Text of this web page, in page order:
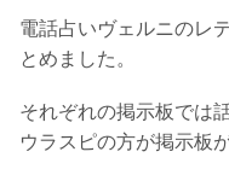
電話占いヴェルニのレ
とめました。
それぞれの掲示板では
ウラスピの方が掲示板